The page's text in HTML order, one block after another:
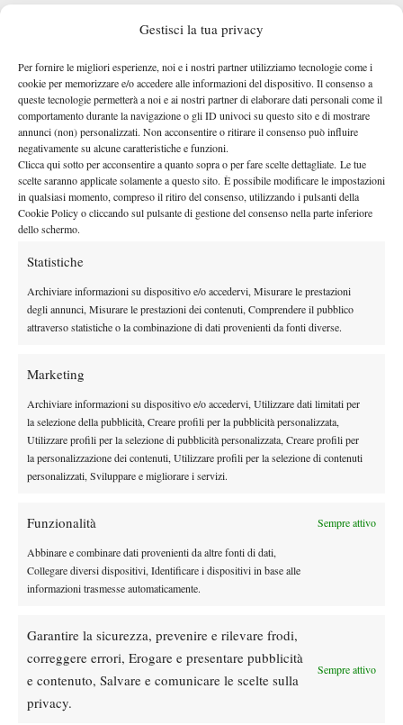
Gestisci la tua privacy
Per fornire le migliori esperienze, noi e i nostri partner utilizziamo tecnologie come i
cookie per memorizzare e/o accedere alle informazioni del dispositivo. Il consenso a
queste tecnologie permetterà a noi e ai nostri partner di elaborare dati personali come il
comportamento durante la navigazione o gli ID univoci su questo sito e di mostrare
annunci (non) personalizzati. Non acconsentire o ritirare il consenso può influire
negativamente su alcune caratteristiche e funzioni.
Clicca qui sotto per acconsentire a quanto sopra o per fare scelte dettagliate. Le tue
scelte saranno applicate solamente a questo sito. È possibile modificare le impostazioni
in qualsiasi momento, compreso il ritiro del consenso, utilizzando i pulsanti della
Cookie Policy o cliccando sul pulsante di gestione del consenso nella parte inferiore
dello schermo.
Statistiche
Archiviare informazioni su dispositivo e/o accedervi, Misurare le prestazioni
degli annunci, Misurare le prestazioni dei contenuti, Comprendere il pubblico
attraverso statistiche o la combinazione di dati provenienti da fonti diverse.
Marketing
Archiviare informazioni su dispositivo e/o accedervi, Utilizzare dati limitati per
la selezione della pubblicità, Creare profili per la pubblicità personalizzata,
Utilizzare profili per la selezione di pubblicità personalizzata, Creare profili per
la personalizzazione dei contenuti, Utilizzare profili per la selezione di contenuti
personalizzati, Sviluppare e migliorare i servizi.
Funzionalità Sempre attivo
Abbinare e combinare dati provenienti da altre fonti di dati,
Collegare diversi dispositivi, Identificare i dispositivi in base alle
informazioni trasmesse automaticamente.
Garantire la sicurezza, prevenire e rilevare frodi,
correggere errori, Erogare e presentare pubblicità
e contenuto, Salvare e comunicare le scelte sulla
privacy.
Sempre attivo
Jannik è stato interrogato anche sulle difficoltà della vita da
tennista, con una risposta abbastanza genuina: “Non dovrebbe
essere difficile, fai ciò che ami.A me piace giocare a tennis e
non mi dispiace viaggiare. Naturalmente se perdi partite ci
possono essere momenti difficili, ma lo devi accettare.
resto giochiamo davanti alle persone, in tanti ci guardano in tv
e dobbiamo essere un modello per i bambini”
DI TENDENZA
Atp News
News
Masters 1000 Cincinnati 2026: forfait di
Tennis in TV
Masters 1000 Cincinnati 2026: a che ora e